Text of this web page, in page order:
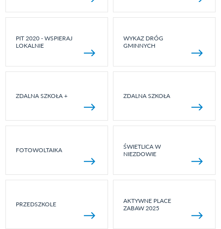
PIT 2020 - WSPIERAJ
LOKALNIE
WYKAZ DRÓG
GMINNYCH
ZDALNA SZKOŁA + ZDALNA SZKOŁA
FOTOWOLTAIKA
ŚWIETLICA W
NIEZDOWIE
PRZEDSZKOLE
AKTYWNE PLACE
ZABAW 2025